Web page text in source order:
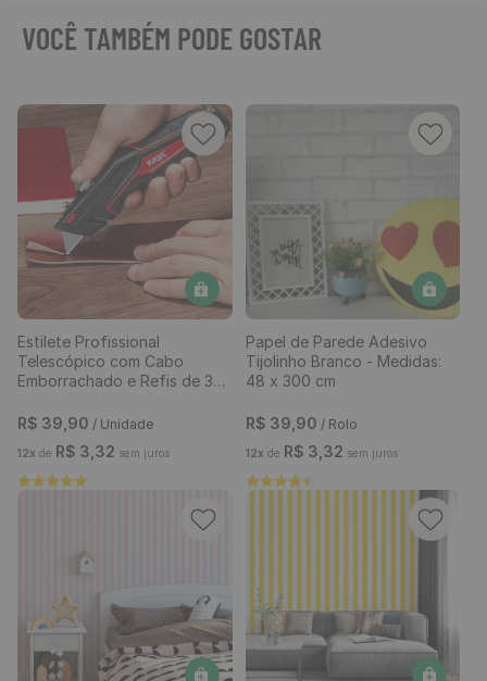
VOCÊ TAMBÉM PODE GOSTAR
Estilete Profissional
Telescópico com Cabo
Emborrachado e Refis de 3
R$ 39 90 / Unidade
12x de R$ 3 32 sem juros
Papel de Parede Adesivo
Tijolinho Branco - Medidas:
48 x 300 cm
R$ 39 90 / Rolo
12x de R$ 3 32 sem juros